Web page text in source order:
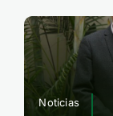
Noticias